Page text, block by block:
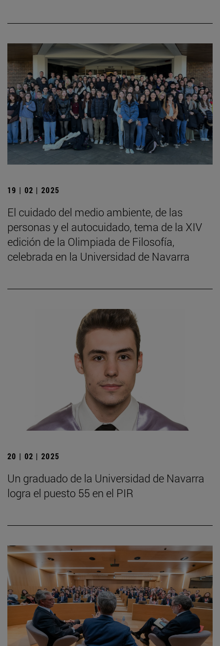
19 | 02 | 2025
El cuidado del medio ambiente, de las
personas y el autocuidado, tema de la XIV
edición de la Olimpiada de Filosofía,
celebrada en la Universidad de Navarra
20 | 02 | 2025
Un graduado de la Universidad de Navarra
logra el puesto 55 en el PIR